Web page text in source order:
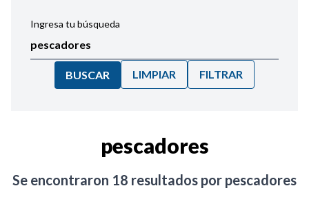
Ingresa tu búsqueda
BUSCAR LIMPIAR FILTRAR
pescadores
Se encontraron 18 resultados por pescadores